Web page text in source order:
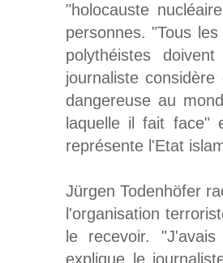
"holocauste
personnes. "Tous
polythéistes
journaliste
dangereuse au
laquelle il fait face"
représente l'Etat
Jürgen Todenhöfer
l'organisation
le recevoir.
explique le